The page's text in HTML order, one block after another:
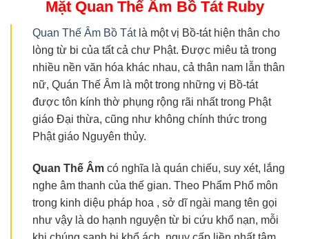
Mặt Quan Thế Âm Bồ Tát Ruby
Quan Thế Âm Bồ Tátlà một vị Bồ-tát hiện thân cho
lòng từ bi của tất cả chư Phật. Được miêu tả trong
nhiều nền văn hóa khác nhau, cả thân nam lẫn thân
nữ, Quán Thế Âm là một trong những vị Bồ-tát
được tôn kính thờ phụng rộng rãi nhất trong Phật
giáo Đại thừa, cũng như không chính thức trong
Phật giáo Nguyên thủy.
Quan Thế Âm có nghĩa là quán chiếu, suy xét, lắng
nghe âm thanh của thế gian. Theo Phẩm Phổ môn
trong kinh diệu pháp hoa , sở dĩ ngài mang tên gọi
như vậy là do hạnh nguyện từ bi cứu khổ nạn, mỗi